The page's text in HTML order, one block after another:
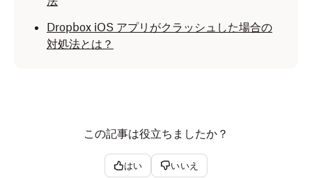
Dropbox iOS アプリがクラッシュした場合の
対処法とは？
この記事は役立ちましたか？
はい いいえ